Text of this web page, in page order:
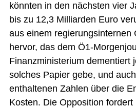
könnten in den nächsten vier
bis zu 12,3 Milliarden Euro
aus einem regierungsinternen
hervor, das dem Ö1-
Finanzministerium dementiert
solches Papier gebe, und
enthaltenen Zahlen über die
Kosten. Die Opposition